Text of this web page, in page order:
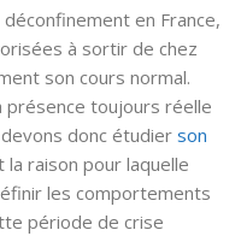
en France,
à sortir de chez
son cours normal.
présence toujours réelle
donc étudier son
la raison pour laquelle
les comportements
période de crise